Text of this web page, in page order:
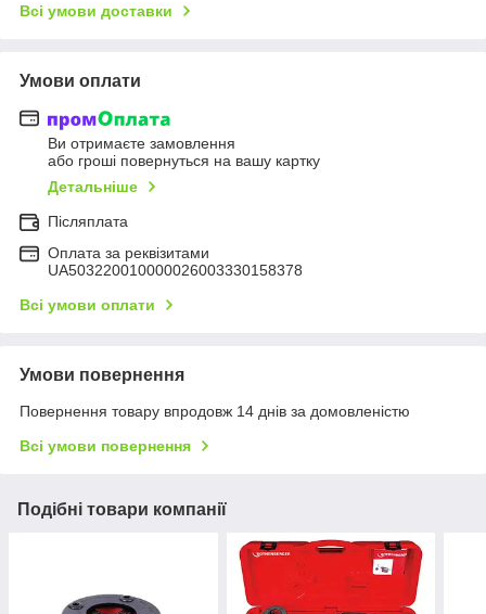
Всі умови доставки
Умови оплати
Ви отримаєте замовлення
або гроші повернуться на вашу картку
Детальніше
Післяплата
Оплата за реквізитами
UA503220010000026003330158378
Всі умови оплати
Умови повернення
Повернення товару впродовж 14 днів за домовленістю
Всі умови повернення
Подібні товари компанії